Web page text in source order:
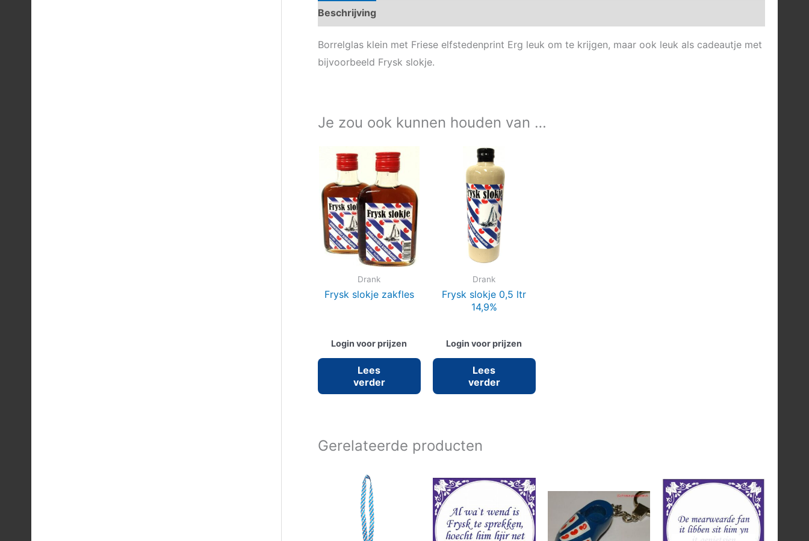
Beschrijving
Borrelglas klein met Friese elfstedenprint Erg leuk om te krijgen, maar ook leuk als cadeautje met
bijvoorbeeld Frysk slokje.
Je zou ook kunnen houden van …
Drank
Frysk slokje zakfles
Login voor prijzen
Lees
verder
Drank
Frysk slokje 0,5 ltr
14,9%
Login voor prijzen
Lees
verder
Gerelateerde producten